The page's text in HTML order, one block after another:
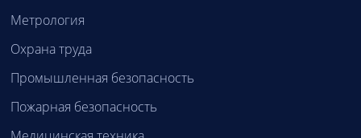
Метрология
Охрана труда
Промышленная безопасность
Пожарная безопасность